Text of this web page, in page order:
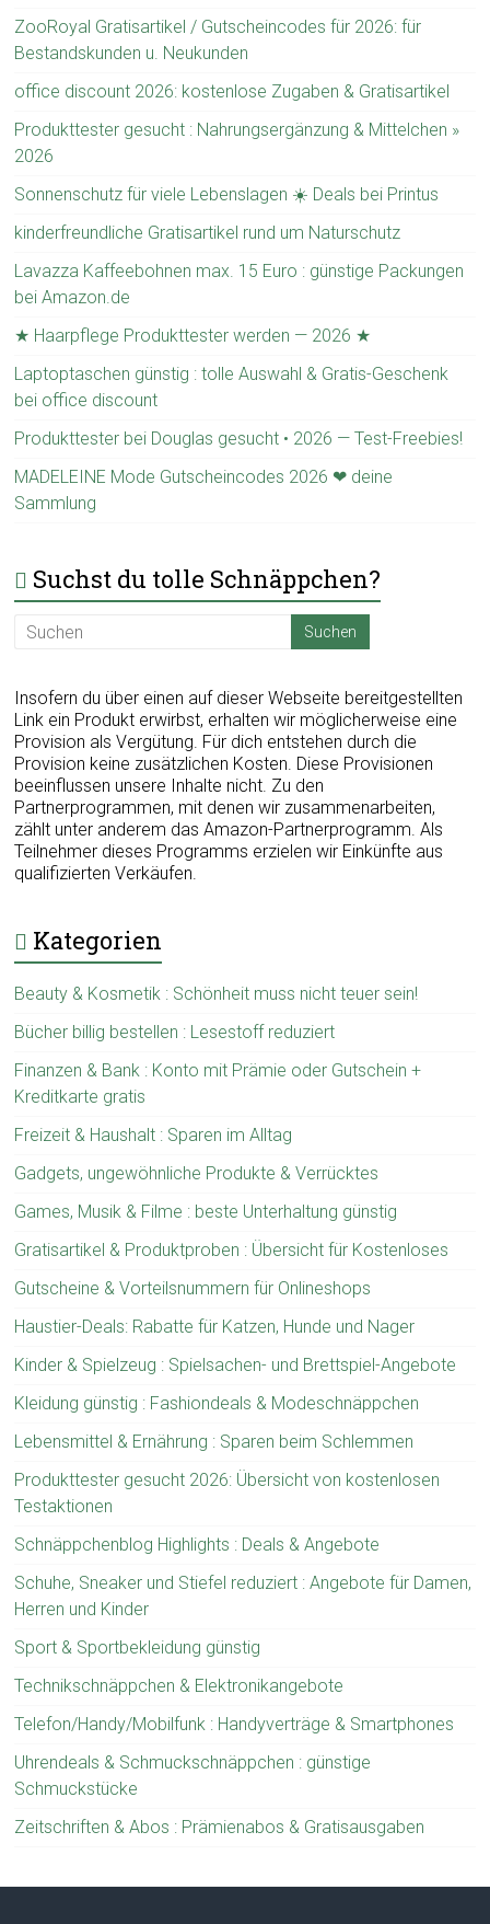
ZooRoyal Gratisartikel / Gutscheincodes für 2026: für
Bestandskunden u. Neukunden
office discount 2026: kostenlose Zugaben & Gratisartikel
Produkttester gesucht : Nahrungsergänzung & Mittelchen »
2026
Sonnenschutz für viele Lebenslagen ☀️ Deals bei Printus
kinderfreundliche Gratisartikel rund um Naturschutz
Lavazza Kaffeebohnen max. 15 Euro : günstige Packungen
bei Amazon.de
★ Haarpflege Produkttester werden — 2026 ★
Laptoptaschen günstig : tolle Auswahl & Gratis-Geschenk
bei office discount
Produkttester bei Douglas gesucht • 2026 — Test-Freebies!
MADELEINE Mode Gutscheincodes 2026 ❤ deine
Sammlung
Suchst du tolle Schnäppchen?
Insofern du über einen auf dieser Webseite bereitgestellten
Link ein Produkt erwirbst, erhalten wir möglicherweise eine
Provision als Vergütung. Für dich entstehen durch die
Provision keine zusätzlichen Kosten. Diese Provisionen
beeinflussen unsere Inhalte nicht. Zu den
Partnerprogrammen, mit denen wir zusammenarbeiten,
zählt unter anderem das Amazon-Partnerprogramm. Als
Teilnehmer dieses Programms erzielen wir Einkünfte aus
qualifizierten Verkäufen.
Kategorien
Beauty & Kosmetik : Schönheit muss nicht teuer sein!
Bücher billig bestellen : Lesestoff reduziert
Finanzen & Bank : Konto mit Prämie oder Gutschein +
Kreditkarte gratis
Freizeit & Haushalt : Sparen im Alltag
Gadgets, ungewöhnliche Produkte & Verrücktes
Games, Musik & Filme : beste Unterhaltung günstig
Gratisartikel & Produktproben : Übersicht für Kostenloses
Gutscheine & Vorteilsnummern für Onlineshops
Haustier-Deals: Rabatte für Katzen, Hunde und Nager
Kinder & Spielzeug : Spielsachen- und Brettspiel-Angebote
Kleidung günstig : Fashiondeals & Modeschnäppchen
Lebensmittel & Ernährung : Sparen beim Schlemmen
Produkttester gesucht 2026: Übersicht von kostenlosen
Testaktionen
Schnäppchenblog Highlights : Deals & Angebote
Schuhe, Sneaker und Stiefel reduziert : Angebote für Damen,
Herren und Kinder
Sport & Sportbekleidung günstig
Technikschnäppchen & Elektronikangebote
Telefon/Handy/Mobilfunk : Handyverträge & Smartphones
Uhrendeals & Schmuckschnäppchen : günstige
Schmuckstücke
Zeitschriften & Abos : Prämienabos & Gratisausgaben